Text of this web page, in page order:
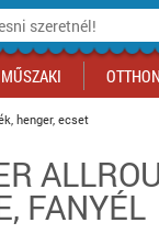
MŰSZAKI OTTHON
gördeszka, roller
parkolás
sütemények
ital
henger, ecset
FANYÉL